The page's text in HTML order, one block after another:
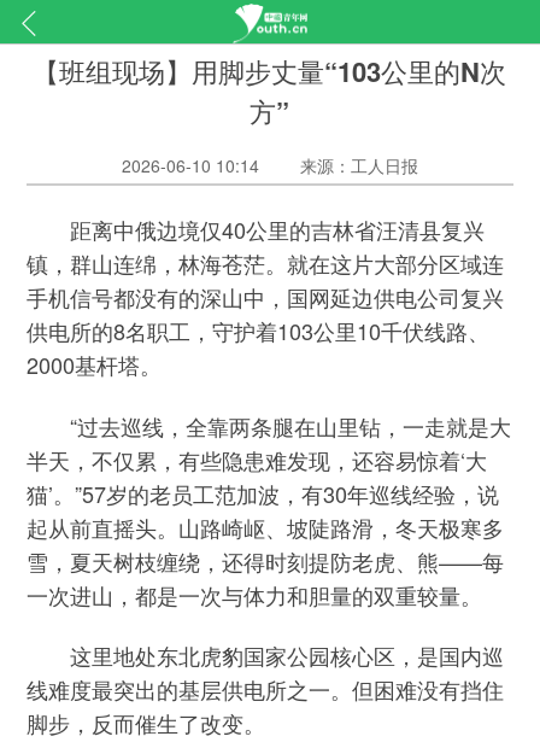
【班组现场】用脚步丈量“103公里的N次
方”
2026-06-10 10:14 来源：工人日报
距离中俄边境仅40公里的吉林省汪清县复兴
镇，群山连绵，林海苍茫。就在这片大部分区域连
手机信号都没有的深山中，国网延边供电公司复兴
供电所的8名职工，守护着103公里10千伏线路、
2000基杆塔。
“过去巡线，全靠两条腿在山里钻，一走就是大
半天，不仅累，有些隐患难发现，还容易惊着‘大
猫’。”57岁的老员工范加波，有30年巡线经验，说
起从前直摇头。山路崎岖、坡陡路滑，冬天极寒多
雪，夏天树枝缠绕，还得时刻提防老虎、熊——每
一次进山，都是一次与体力和胆量的双重较量。
这里地处东北虎豹国家公园核心区，是国内巡
线难度最突出的基层供电所之一。但困难没有挡住
脚步，反而催生了改变。